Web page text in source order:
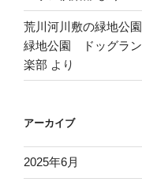
荒川河川敷の緑地公
緑地公園 ドッグラン
楽部 より
アーカイブ
2025年6月